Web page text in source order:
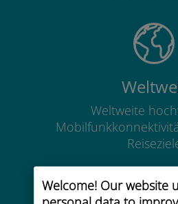
Welcome! Our website
Weltweite